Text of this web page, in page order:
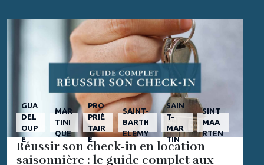
GUA
DEL
OUP
E
MAR
TINI
QUE
PRO
PRIÉ
TAIR
E
SAINT-
BARTH
ELEMY
SAIN
T-
MAR
TIN
SINT
MAA
RTEN
Réussir son check-in en location
saisonnière : le guide complet aux